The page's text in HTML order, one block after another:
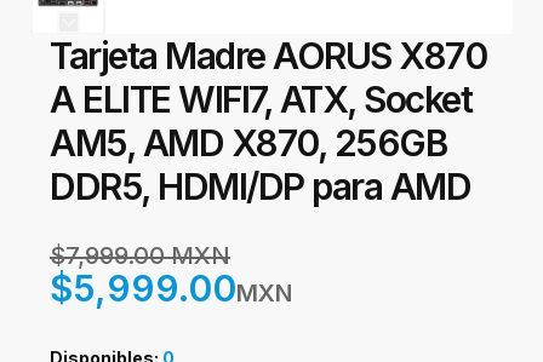
Tarjeta Madre AORUS X870
A ELITE WIFI7, ATX, Socket
AM5, AMD X870, 256GB
DDR5, HDMI/DP para AMD
$7,999.00 MXN
$5,999.00MXN